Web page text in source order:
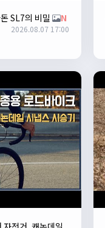
SL7의 비밀 N
2026.08.07 17:00